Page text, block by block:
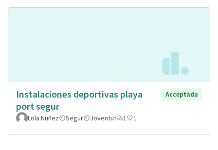
Instalaciones deportivas playa
port segur
Acceptada
Lola Nuñez Segur Joventut 1 1